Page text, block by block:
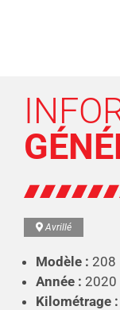
Avrillé
Modèle : 208
Année : 2020
Kilométrage :